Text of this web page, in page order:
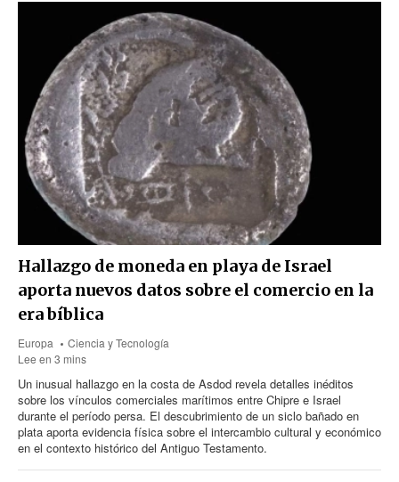
Hallazgo de moneda en playa de Israel
aporta nuevos datos sobre el comercio en la
era bíblica
Europa
Ciencia y Tecnología
Lee en 3 mins
Un inusual hallazgo en la costa de Asdod revela detalles inéditos
sobre los vínculos comerciales marítimos entre Chipre e Israel
durante el período persa. El descubrimiento de un siclo bañado en
plata aporta evidencia física sobre el intercambio cultural y económico
en el contexto histórico del Antiguo Testamento.